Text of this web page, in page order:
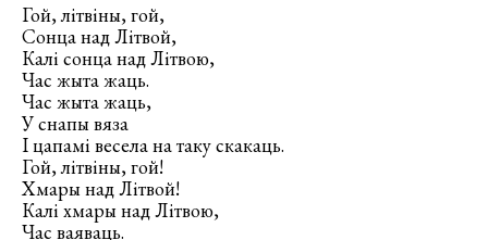
Гой, літвіны, гой,
Сонца над Літвой,
Калі сонца над Літвою,
Час жыта жаць.
Час жыта жаць,
У снапы вяза
І цапамі весела на таку скакаць.
Гой, літвіны, гой!
Хмары над Літвой!
Калі хмары над Літвою,
Час ваяваць.